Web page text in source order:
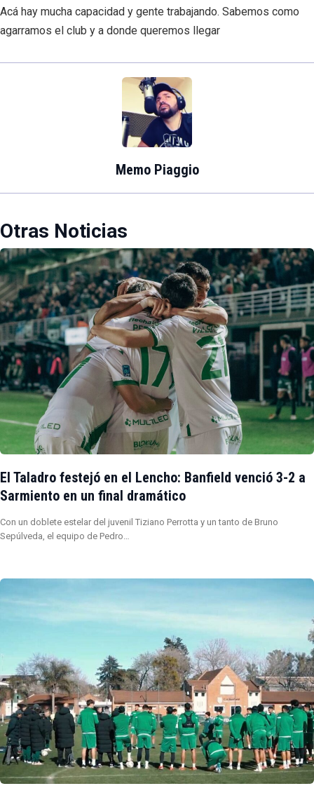
Acá hay mucha capacidad y gente trabajando. Sabemos como
agarramos el club y a donde queremos llegar
Memo Piaggio
Otras Noticias
El Taladro festejó en el Lencho: Banfield venció 3-2 a
Sarmiento en un final dramático
Con un doblete estelar del juvenil Tiziano Perrotta y un tanto de Bruno
Sepúlveda, el equipo de Pedro…